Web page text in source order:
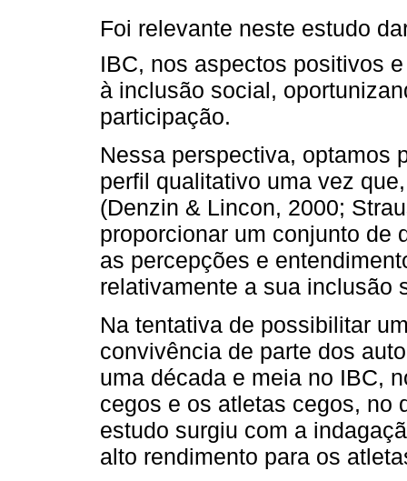
Foi relevante neste estudo
IBC, nos aspectos positivos
à inclusão social,
participação.
Nessa perspectiva, optamos
perfil qualitativo uma vez
(Denzin & Lincon, 2000;
proporcionar um conjunto de
as percepções e
relativamente a sua inclusão
Na tentativa de possibilitar
convivência de parte dos
uma década e meia no IBC,
cegos e os atletas cegos, no
estudo surgiu com a
alto rendimento para os